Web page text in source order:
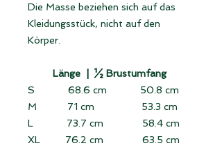
Die Masse beziehen sich auf das
Kleidungsstück, nicht auf den
Körper.
Länge | ½ Brustumfang
S 68.6 cm 50.8 cm
M 71 cm 53.3 cm
L 73.7 cm 58.4 cm
XL 76.2 cm 63.5 cm